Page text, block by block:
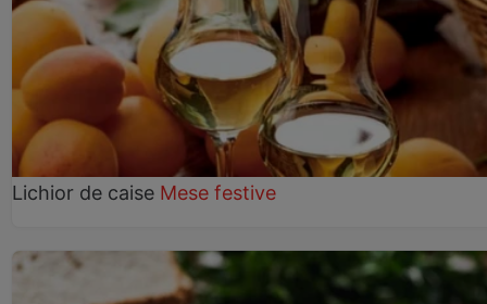
Lichior de caise Mese festive